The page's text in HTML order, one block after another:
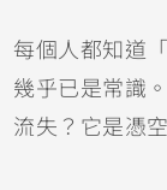
每個人都知道
幾乎已是常識
流失？它是憑